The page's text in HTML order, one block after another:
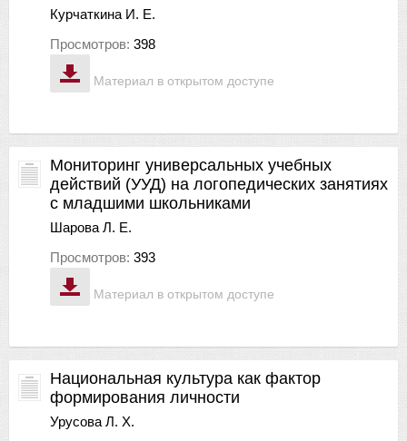
Материал в открытом доступе
Курчаткина И. Е.
Просмотров: 398
Материал в открытом доступе
Мониторинг универсальных учебных
действий (УУД) на логопедических занятиях
с младшими школьниками
Шарова Л. Е.
Просмотров: 393
Национальная культура как фактор
формирования личности
Урусова Л. Х.